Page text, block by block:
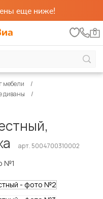
еще ниже!
0
мебели
диваны
арт. 5004700310002